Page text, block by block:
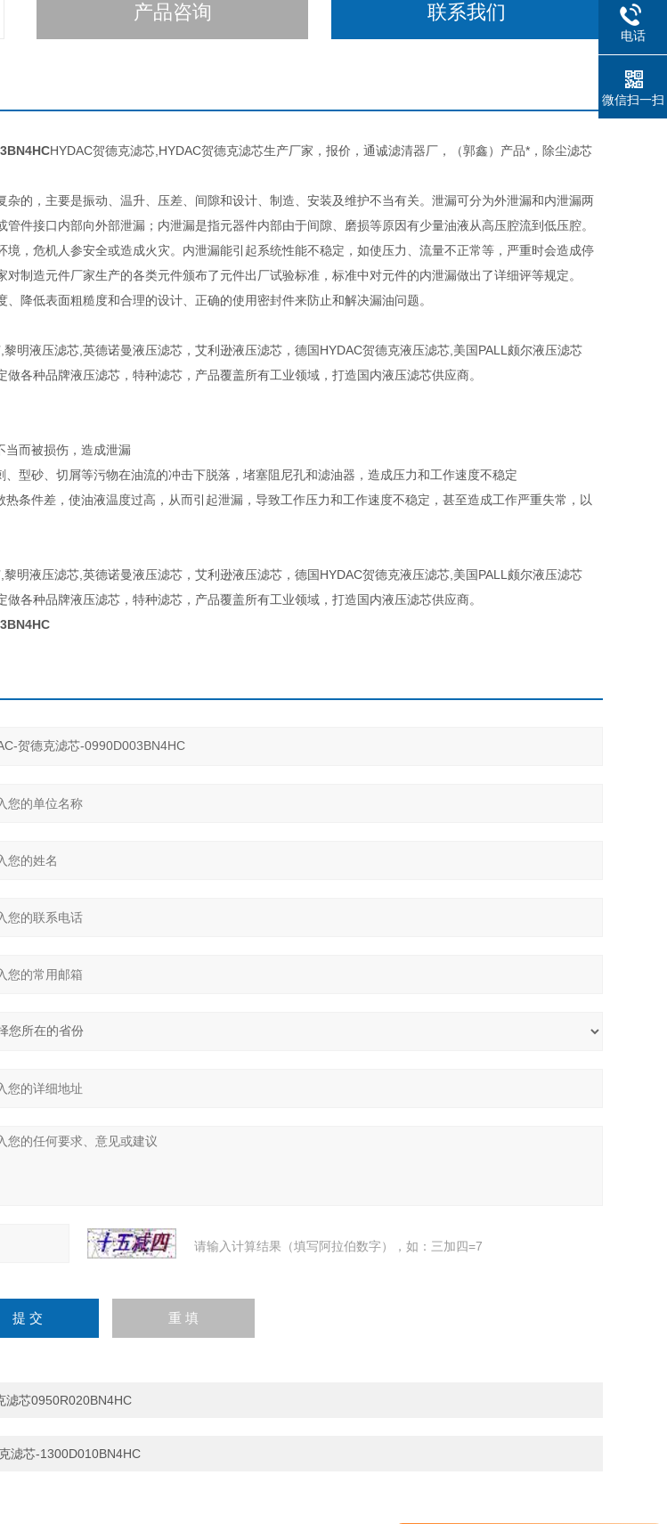
产品咨询 联系我们
HYDAC贺德克滤芯,HYDAC贺德克滤芯生产厂家，报价，通诚滤清器厂，（郭鑫）产品*，除尘滤芯
杂的，主要是振动、温升、压差、间隙和设计、制造、安装及维护不当有关。泄漏可分为外泄漏和内泄漏两
管件接口内部向外部泄漏；内泄漏是指元器件内部由于间隙、磨损等原因有少量油液从高压腔流到低压腔。
境，危机人参安全或造成火灾。内泄漏能引起系统性能不稳定，如使压力、流量不正常等，严重时会造成停
对制造元件厂家生产的各类元件颁布了元件出厂试验标准，标准中对元件的内泄漏做出了详细评等规定。
降低表面粗糙度和合理的设计、正确的使用密封件来防止和解决漏油问题。
明液压滤芯,英德诺曼液压滤芯，艾利逊液压滤芯，德国HYDAC贺德克液压滤芯,美国PALL颇尔液压滤芯
各种品牌液压滤芯，特种滤芯，产品覆盖所有工业领域，打造国内液压滤芯供应商。
当而被损伤，造成泄漏
型砂、切屑等污物在油流的冲击下脱落，堵塞阻尼孔和滤油器，造成压力和工作速度不稳定
条件差，使油液温度过高，从而引起泄漏，导致工作压力和工作速度不稳定，甚至造成工作严重失常，以
明液压滤芯,英德诺曼液压滤芯，艾利逊液压滤芯，德国HYDAC贺德克液压滤芯,美国PALL颇尔液压滤芯
各种品牌液压滤芯，特种滤芯，产品覆盖所有工业领域，打造国内液压滤芯供应商。
请输入计算结果（填写阿拉伯数字），如：三加四=7
滤芯0950R020BN4HC
滤芯-1300D010BN4HC
电话
微信扫一扫